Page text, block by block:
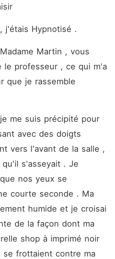
j'étais Hypnotisé .
Martin , vous
le professeur , ce qui m'a
que je rassemble
me suis précipité pour
avec des doigts
vers l'avant de la salle ,
s'asseyait . Je
nos yeux se
courte seconde . Ma
humide et je croisai
de la façon dont ma
shop à imprimé noir
frottaient contre ma